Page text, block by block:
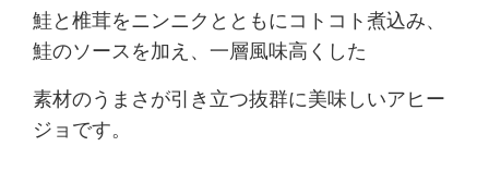
鮭と椎茸をニンニクとともにコトコト煮込み、
鮭のソースを加え、一層風味高くした
素材のうまさが引き立つ抜群に美味しいアヒー
ジョです。